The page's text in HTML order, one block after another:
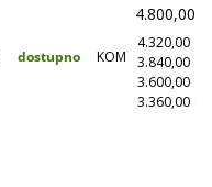
dostupno KOM
4.800,00
4.320,00
3.840,00
3.600,00
3.360,00